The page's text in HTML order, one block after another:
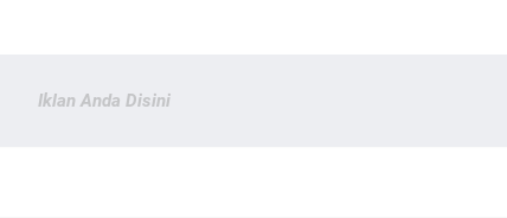
Iklan Anda Disini